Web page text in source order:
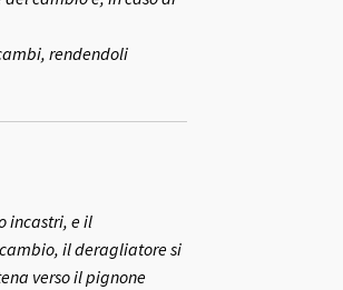
rendendoli
incastri, e il
il deragliatore si
verso il pignone